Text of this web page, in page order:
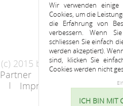
Anitah
(c) 2015 by Riess Apartments
Partner
AGB
Impressum
Kontakt
Wir verwenden einige
Cookies, um die
die Erfahrung von
verbessern. Wenn
schliessen Sie einfach
werden akzeptiert).
sind, klicken Sie
Cookies werden nicht
ICH BIN MIT